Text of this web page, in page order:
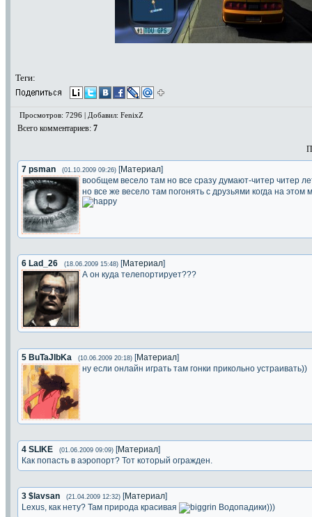
Теги:
Просмотров: 7296 | Добавил: FenixZ
Всего комментариев: 7
7 psman (01.10.2009 09:26) [Материал]
вообщем весело там но все сразу думают-читер читер
но все же весело там погонять с друзьями когда на этом
6 Lad_26 (18.06.2009 15:48) [Материал]
А он куда телепортирует???
5 BuTaJIbKa (10.06.2009 20:18) [Материал]
ну если онлайн играть там гонки прикольно устраивать))
4 SLIKE (01.06.2009 09:09) [Материал]
Как попасть в аэропорт? Тот который огражден.
3 $lavsan (21.04.2009 12:32) [Материал]
Lexus, как нету? Там природа красивая
Водопадики)))